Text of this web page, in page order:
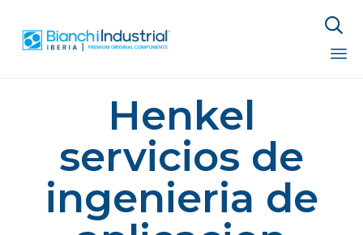

Henkel
servicios de
ingenieria de